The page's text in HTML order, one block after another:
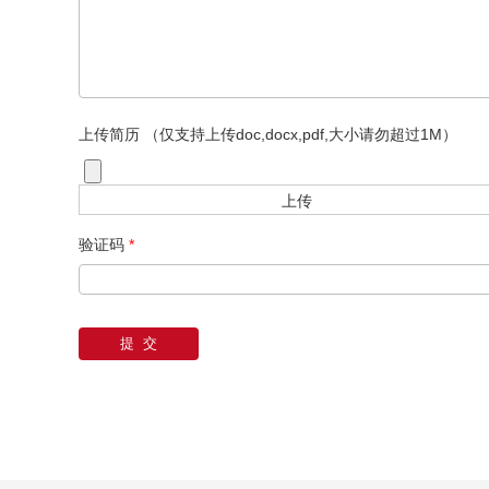
上传简历 （仅支持上传doc,docx,pdf,大小请勿超过1M）
验证码 *